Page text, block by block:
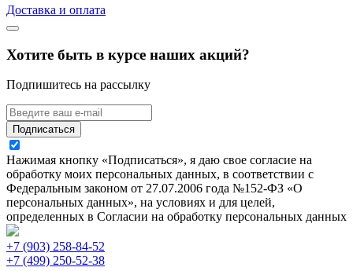
Доставка и оплата
Хотите быть в курсе наших акций?
Подпишитесь на рассылку
Подписаться
Нажимая кнопку «Подписаться», я даю свое согласие на
обработку моих персональных данных, в соответствии с
Федеральным законом от 27.07.2006 года №152-ФЗ «О
персональных данных», на условиях и для целей,
определенных в Согласии на обработку персональных данных
+7 (903) 258-84-52
+7 (499) 250-52-38